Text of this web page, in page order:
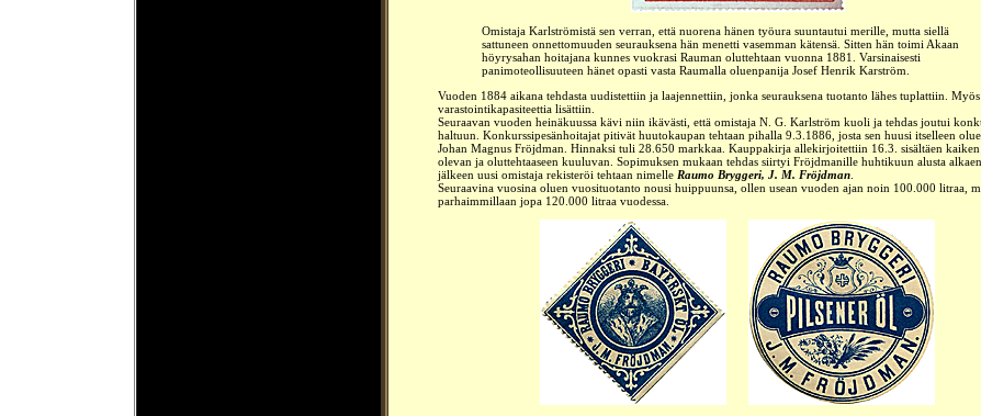
Omistaja Karlströmistä sen verran, että nuorena hänen työura suuntautui merille, mutta siellä
sattuneen onnettomuuden seurauksena hän menetti vasemman kätensä. Sitten hän toimi Akaan
höyrysahan hoitajana kunnes vuokrasi Rauman oluttehtaan vuonna 1881. Varsinaisesti
panimoteollisuuteen hänet opasti vasta Raumalla oluenpanija Josef Henrik Karström.
Vuoden 1884 aikana tehdasta uudistettiin ja laajennettiin, jonka seurauksena tuotanto lähes tuplattiin. Myös
varastointikapasiteettia lisättiin.
Seuraavan vuoden heinäkuussa kävi niin ikävästi, että omistaja N. G. Karlström kuoli ja tehdas joutui
haltuun. Konkurssipesänhoitajat pitivät huutokaupan tehtaan pihalla 9.3.1886, josta sen huusi itselleen
Johan Magnus Fröjdman. Hinnaksi tuli 28.650 markkaa. Kauppakirja allekirjoitettiin 16.3. sisältäen
olevan ja oluttehtaaseen kuuluvan. Sopimuksen mukaan tehdas siirtyi Fröjdmanille huhtikuun alusta
jälkeen uusi omistaja rekisteröi tehtaan nimelle Raumo Bryggeri, J. M. Fröjdman
Seuraavina vuosina oluen vuosituotanto nousi huippuunsa, ollen usean vuoden ajan noin 100.000 litraa,
parhaimmillaan jopa 120.000 litraa vuodessa.